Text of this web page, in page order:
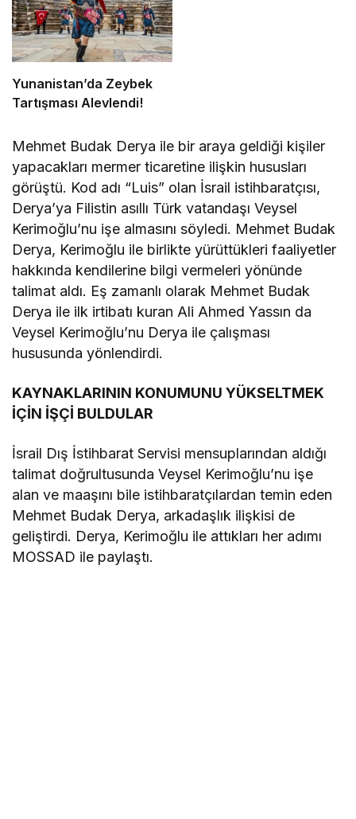
Yunanistan’da Zeybek
Tartışması Alevlendi!
Mehmet Budak Derya ile bir araya geldiği kişiler
yapacakları mermer ticaretine ilişkin hususları
görüştü. Kod adı “Luis” olan İsrail istihbaratçısı,
Derya’ya Filistin asıllı Türk vatandaşı Veysel
Kerimoğlu’nu işe almasını söyledi. Mehmet Budak
Derya, Kerimoğlu ile birlikte yürüttükleri faaliyetler
hakkında kendilerine bilgi vermeleri yönünde
talimat aldı. Eş zamanlı olarak Mehmet Budak
Derya ile ilk irtibatı kuran Ali Ahmed Yassın da
Veysel Kerimoğlu’nu Derya ile çalışması
hususunda yönlendirdi.
KAYNAKLARININ KONUMUNU YÜKSELTMEK
İÇİN İŞÇİ BULDULAR
İsrail Dış İstihbarat Servisi mensuplarından aldığı
talimat doğrultusunda Veysel Kerimoğlu’nu işe
alan ve maaşını bile istihbaratçılardan temin eden
Mehmet Budak Derya, arkadaşlık ilişkisi de
geliştirdi. Derya, Kerimoğlu ile attıkları her adımı
MOSSAD ile paylaştı.